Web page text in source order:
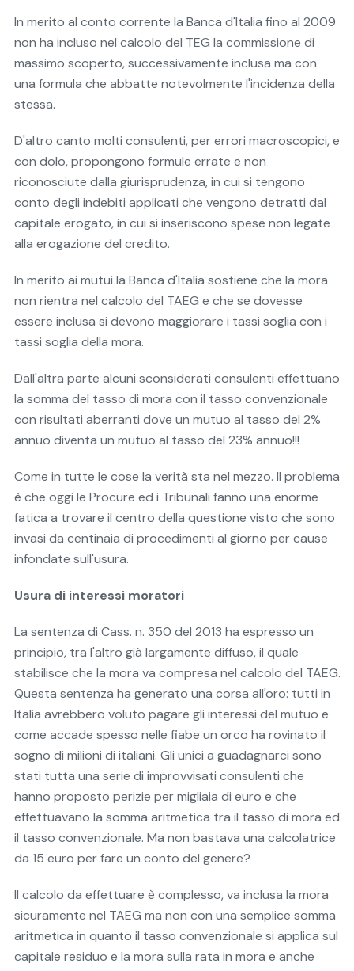
In merito al conto corrente la Banca d'Italia fino al 2009
non ha incluso nel calcolo del TEG la commissione di
massimo scoperto, successivamente inclusa ma con
una formula che abbatte notevolmente l'incidenza della
stessa.
D'altro canto molti consulenti, per errori macroscopici, e
con dolo, propongono formule errate e non
riconosciute dalla giurisprudenza, in cui si tengono
conto degli indebiti applicati che vengono detratti dal
capitale erogato, in cui si inseriscono spese non legate
alla erogazione del credito.
In merito ai mutui la Banca d'Italia sostiene che la mora
non rientra nel calcolo del TAEG e che se dovesse
essere inclusa si devono maggiorare i tassi soglia con i
tassi soglia della mora.
Dall'altra parte alcuni sconsiderati consulenti effettuano
la somma del tasso di mora con il tasso convenzionale
con risultati aberranti dove un mutuo al tasso del 2%
annuo diventa un mutuo al tasso del 23% annuo!!!
Come in tutte le cose la verità sta nel mezzo. Il problema
è che oggi le Procure ed i Tribunali fanno una enorme
fatica a trovare il centro della questione visto che sono
invasi da centinaia di procedimenti al giorno per cause
infondate sull'usura.
Usura di interessi moratori
La sentenza di Cass. n. 350 del 2013 ha espresso un
principio, tra l'altro già largamente diffuso, il quale
stabilisce che la mora va compresa nel calcolo del TAEG.
Questa sentenza ha generato una corsa all'oro: tutti in
Italia avrebbero voluto pagare gli interessi del mutuo e
come accade spesso nelle fiabe un orco ha rovinato il
sogno di milioni di italiani. Gli unici a guadagnarci sono
stati tutta una serie di improvvisati consulenti che
hanno proposto perizie per migliaia di euro e che
effettuavano la somma aritmetica tra il tasso di mora ed
il tasso convenzionale. Ma non bastava una calcolatrice
da 15 euro per fare un conto del genere?
Il calcolo da effettuare è complesso, va inclusa la mora
sicuramente nel TAEG ma non con una semplice somma
aritmetica in quanto il tasso convenzionale si applica sul
capitale residuo e la mora sulla rata in mora e anche